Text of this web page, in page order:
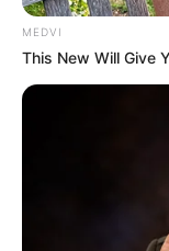
MEDVI
This New Will Give